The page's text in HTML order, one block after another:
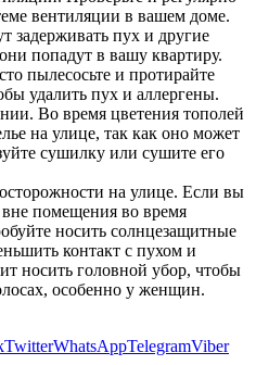
вентиляции в вашем доме.
задерживать пух и другие
попадут в вашу квартиру.
пылесосьте и протирайте
удалить пух и аллергены.
Во время цветения тополей
на улице, так как оно может
сушилку или сушите его
на улице. Если вы
помещения во время
носить солнцезащитные
контакт с пухом и
носить головной убор, чтобы
особенно у женщин.
TwitterWhatsAppTelegramViber